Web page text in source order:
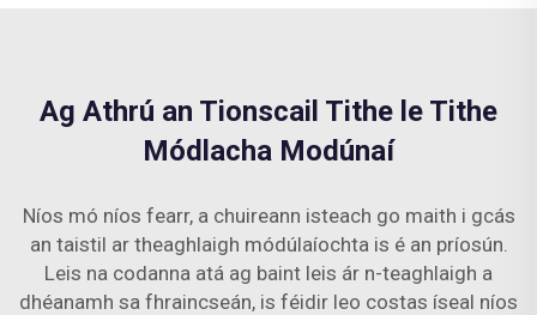
Ag Athrú an Tionscail Tithe le Tithe
Módlacha Modúnaí
Níos mó níos fearr, a chuireann isteach go maith i gcás
an taistil ar theaghlaigh módúlaíochta is é an príosún.
Leis na codanna atá ag baint leis ár n-teaghlaigh a
dhéanamh sa fhraincseán, is féidir leo costas íseal níos